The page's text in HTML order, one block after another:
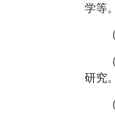
学等。
研究。